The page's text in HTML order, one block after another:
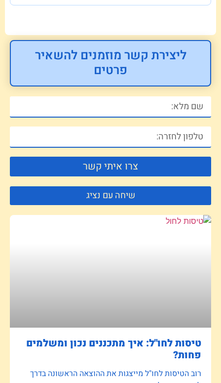
ליצירת קשר מוזמנים להשאיר
פרטים
צרו איתי קשר
שיחה עם נציג
טיסות לחו"ל: איך מתכננים נכון ומשלמים
פחות?
רוב הטיסות לחו"ל מייצגות את ההוצאה הראשונה בדרך